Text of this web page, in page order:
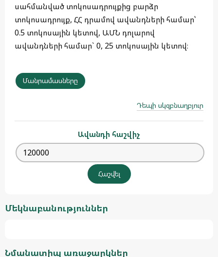
սահմանված տոկոսադրույքից բարձր
տոկոսադրույք, ՀՀ դրամով ավանդների համար՝
0.5 տոկոսային կետով, ԱՄՆ դոլարով
ավանդների համար` 0, 25 տոկոսային կետով։
Մանրամասները
Դեպի սկզբնաղբյուր
Ավանդի հաշվիչ
Մեկնաբանություններ
Նմանատիպ առաջարկներ